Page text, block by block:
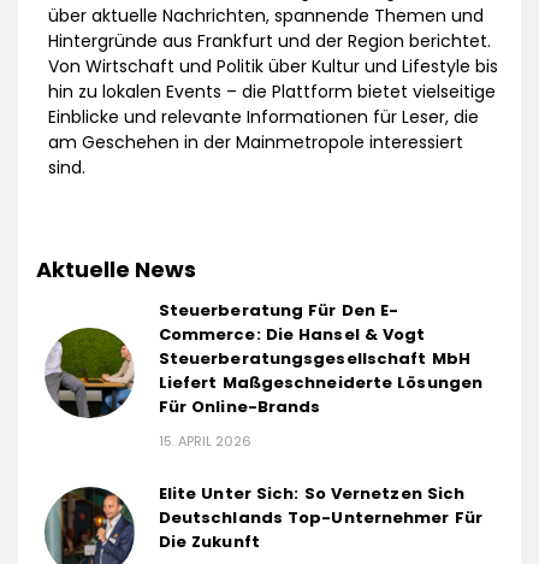
über aktuelle Nachrichten, spannende Themen und
Hintergründe aus Frankfurt und der Region berichtet.
Von Wirtschaft und Politik über Kultur und Lifestyle bis
hin zu lokalen Events – die Plattform bietet vielseitige
Einblicke und relevante Informationen für Leser, die
am Geschehen in der Mainmetropole interessiert
sind.
Aktuelle News
Steuerberatung Für Den E-
Commerce: Die Hansel & Vogt
Steuerberatungsgesellschaft MbH
Liefert Maßgeschneiderte Lösungen
Für Online-Brands
15. APRIL 2026
Elite Unter Sich: So Vernetzen Sich
Deutschlands Top-Unternehmer Für
Die Zukunft